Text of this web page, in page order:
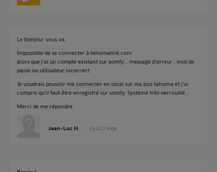
Le bonjour vous va,
Impossible de se connecter à tahomalink.com
alors que j'ai un compte existant sur somfy... message d'erreur : mot de
passe ou utilisateur incorrect
Je voudrais pouvoir me connecter en local sur ma box tahoma et j'ai
compris qu'il faut être enregistré sur somfy. Système très verrouillé...
Merci de me répondre
Jean-Luc H. il y a 11 mois